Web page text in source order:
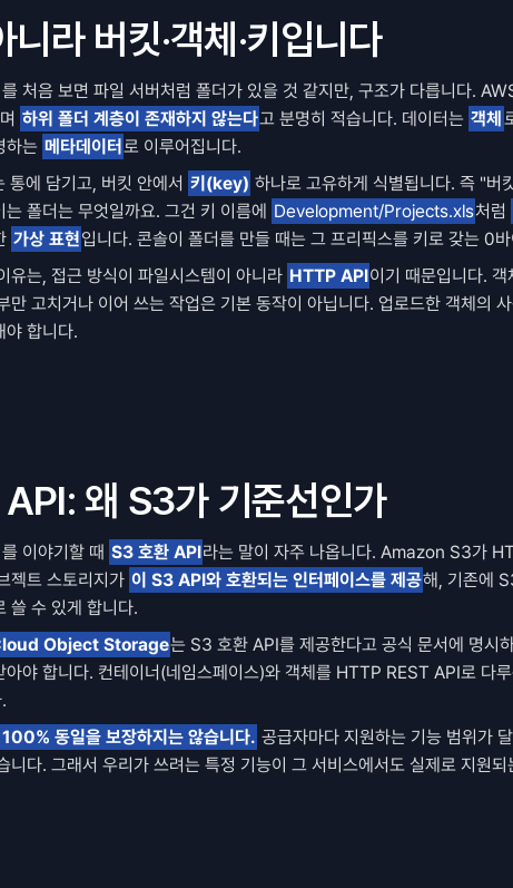
니라 버킷·객체·키입니다
하위 폴더 계층이 존재하지 않는다고 분명히 적습니다. 데이터는 객체
하는 메타데이터로 이루어집니다.
통에 담기고, 버킷 안에서 키(key) 하나로 고유하게 식별됩니다. 즉 "버
폴더는 무엇일까요. 그건 키 이름에 Development/Projects.xls처럼
가상 표현입니다. 콘솔이 폴더를 만들 때는 그 프리픽스를 키로 갖는 0
유는, 접근 방식이 파일시스템이 아니라 HTTP API이기 때문입니다.
만 고치거나 이어 쓰는 작업은 기본 동작이 아닙니다. 업로드한 객체의
야 합니다.
왜 S3가 기준선인가
이야기할 때 S3 호환 API라는 말이 자주 나옵니다. Amazon S3가
젝트 스토리지가 이 S3 API와 호환되는 인터페이스를 제공해, 기존에
쓸 수 있게 합니다.
Object Storage는 S3 호환 API를 제공한다고 공식 문서에 명시
아야 합니다. 컨테이너(네임스페이스)와 객체를 HTTP REST API로 다
동일을 보장하지는 않습니다. 공급자마다 지원하는 기능 범위가
니다. 그래서 우리가 쓰려는 특정 기능이 그 서비스에서도 실제로 지원